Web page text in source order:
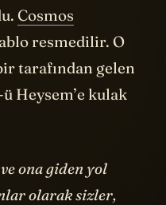
Cosmos
resmedilir. O
tarafından gelen
Heysem’e kulak
ona giden yol
olarak sizler,